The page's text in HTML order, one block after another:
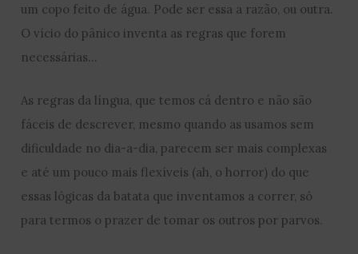
um copo feito de água. Pode ser essa a razão, ou outra.
O vício do pânico inventa as regras que forem
necessárias…
As regras da língua, que temos cá dentro e não são
fáceis de descrever, mesmo quando as usamos sem
dificuldade no dia-a-dia, parecem ser mais complexas
e até um pouco mais flexíveis (ah, o horror) do que
essas lógicas da batata que inventamos a correr, só
para termos o prazer de tomar os outros por parvos.